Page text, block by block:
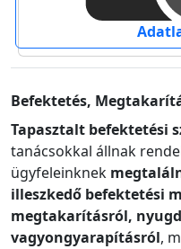
Befektetés,
Tapasztalt befektetési
tanácsokkal állnak
ügyfeleinknek
illeszkedő befektetési
megtakarításról,
vagyongyarapításról,